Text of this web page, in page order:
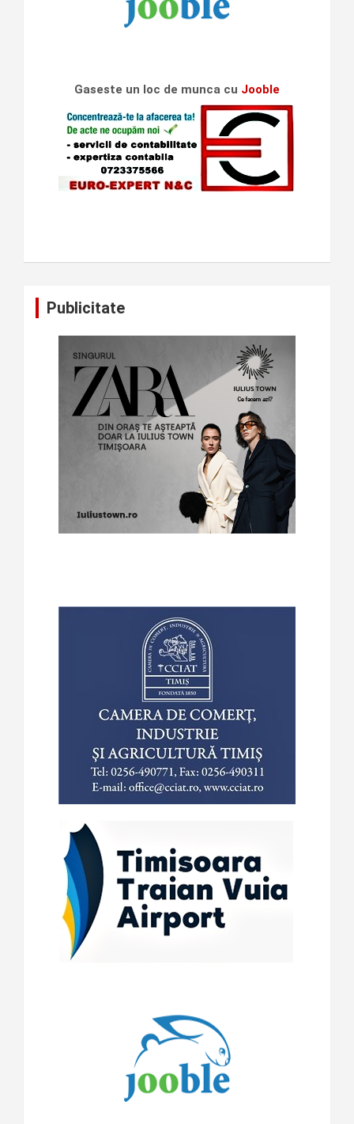
Gaseste un loc de munca cu Jooble
Publicitate